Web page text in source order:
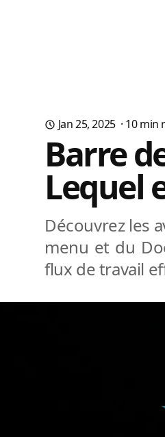
Jan 25, 2025· 10min
Barre
Lequel
Découvrez les
menu et du
flux de travail